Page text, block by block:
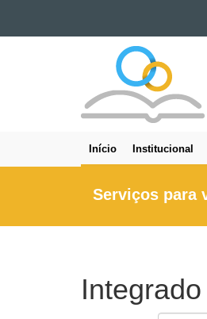
Ir para a navegaçãoESCOLA
DIGITAL
ALUNO
Navegação
principal
Início Institucional
Serviços para